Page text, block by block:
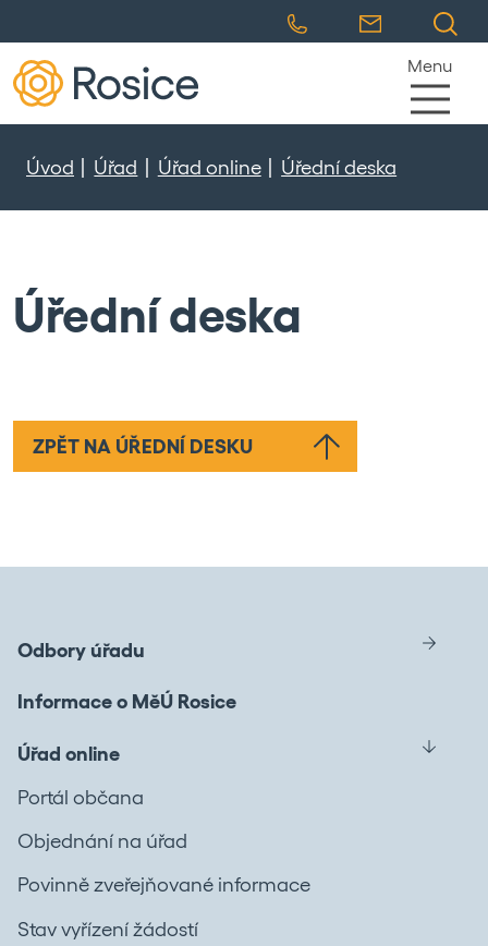
Menu
Úvod Úřad Úřad online Úřední deska
Úřední deska
ZPĚT NA ÚŘEDNÍ DESKU
Odbory úřadu
Informace o MěÚ Rosice
Úřad online
Portál občana
Objednání na úřad
Povinně zveřejňované informace
Stav vyřízení žádostí